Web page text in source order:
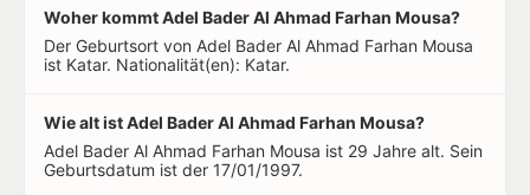
Woher kommt Adel Bader Al Ahmad Farhan Mousa?
Der Geburtsort von Adel Bader Al Ahmad Farhan Mousa
ist Katar. Nationalität(en): Katar.
Wie alt ist Adel Bader Al Ahmad Farhan Mousa?
Adel Bader Al Ahmad Farhan Mousa ist 29 Jahre alt. Sein
Geburtsdatum ist der 17/01/1997.